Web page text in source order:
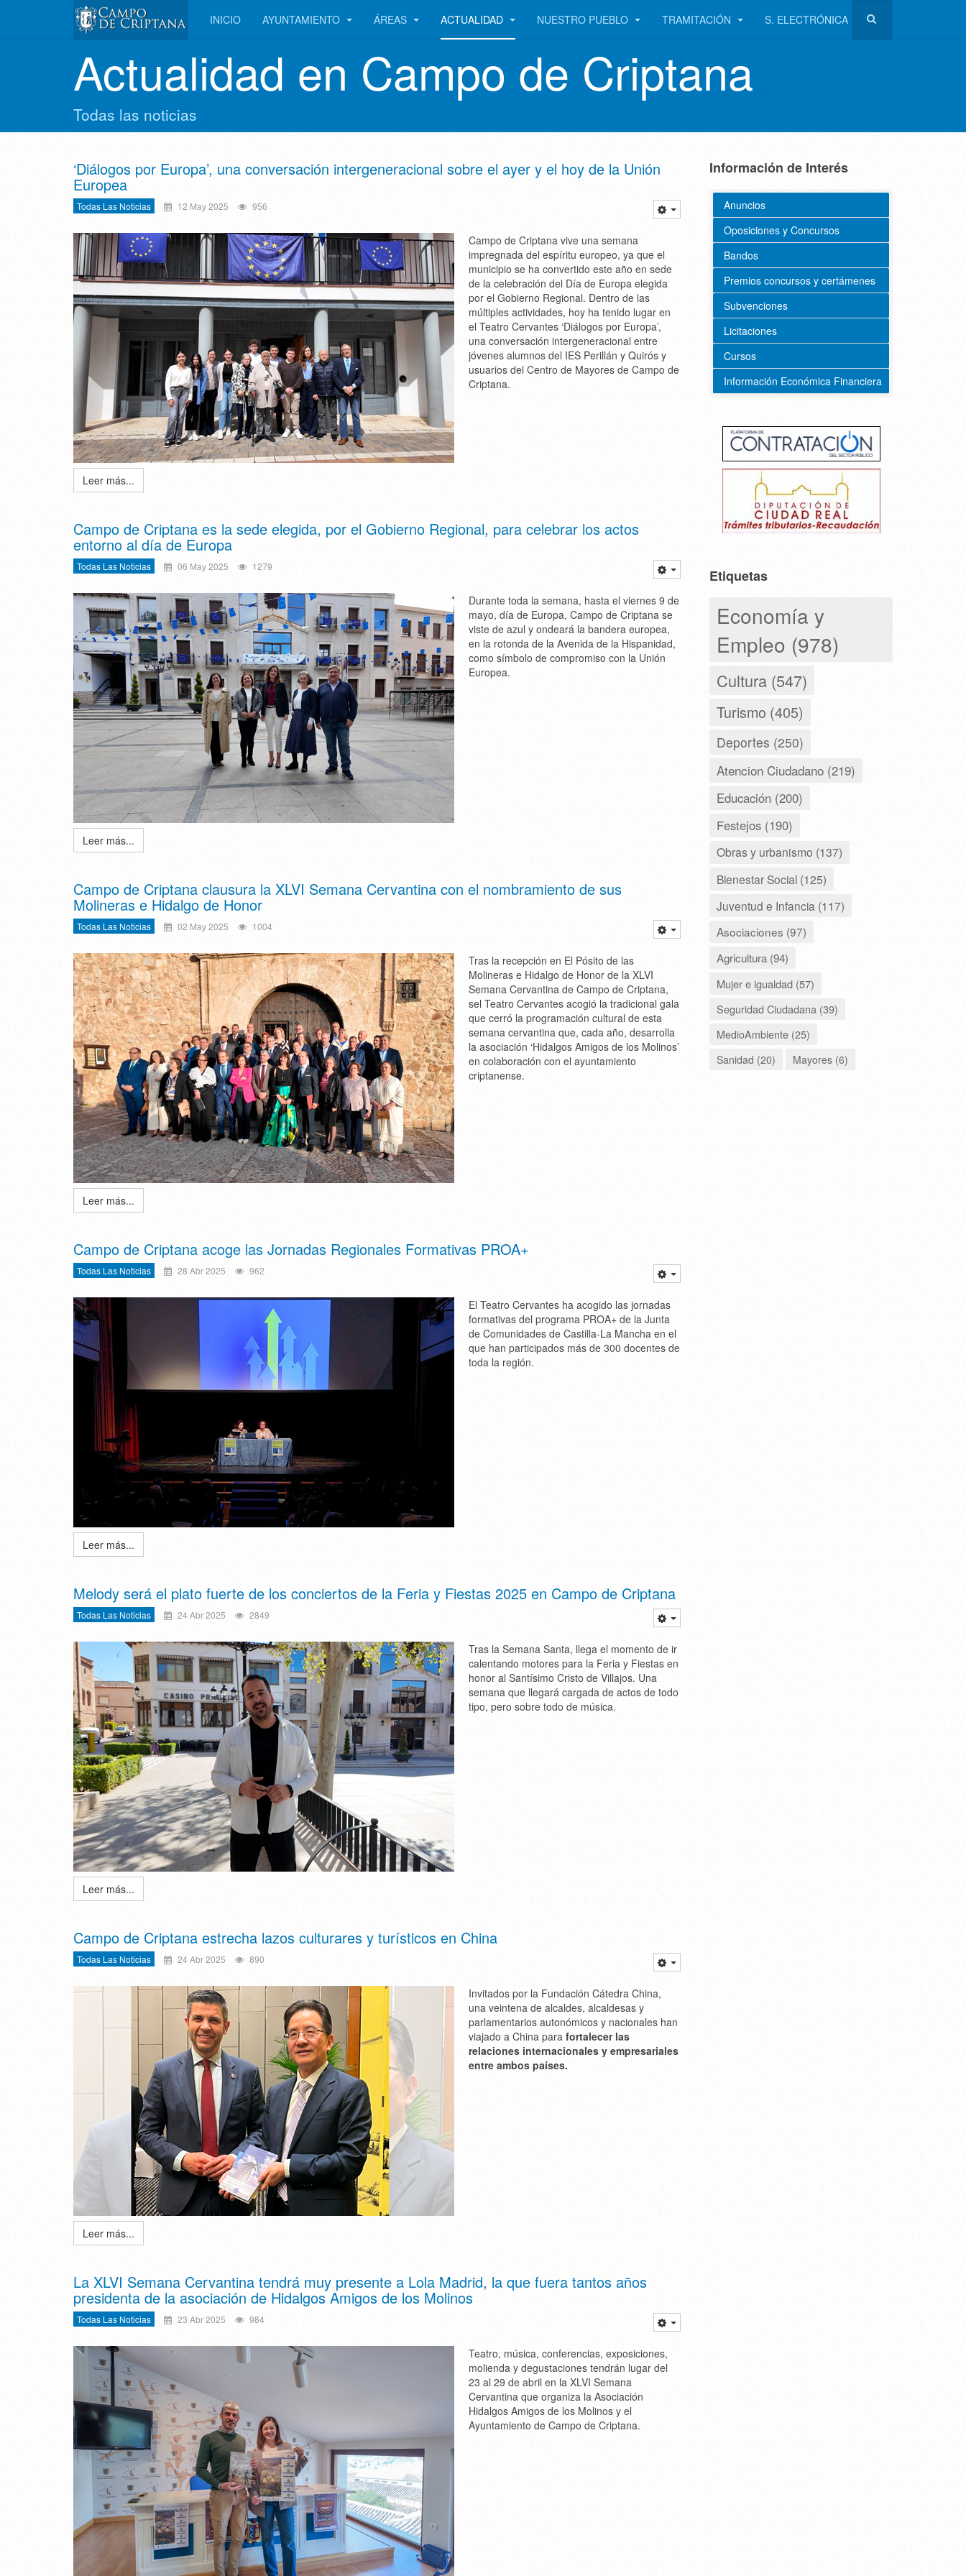
INICIO AYUNTAMIENTO ÁREAS ACTUALIDAD NUESTRO PUEBLO TRAMITACIÓN S. ELECTRÓNICA
Actualidad en Campo de Criptana
Todas las noticias
‘Diálogos por Europa’, una conversación intergeneracional sobre el ayer y el hoy de la Unión
Europea
Todas Las Noticias 12 May 2025 956
Campo de Criptana vive una semana
impregnada del espíritu europeo, ya que el
municipio se ha convertido este año en sede
de la celebración del Día de Europa elegida
por el Gobierno Regional. Dentro de las
múltiples actividades, hoy ha tenido lugar en
el Teatro Cervantes ‘Diálogos por Europa’,
una conversación intergeneracional entre
jóvenes alumnos del IES Perillán y Quirós y
usuarios del Centro de Mayores de Campo de
Criptana.
Leer más...
Campo de Criptana es la sede elegida, por el Gobierno Regional, para celebrar los actos
entorno al día de Europa
Todas Las Noticias 06 May 2025 1279
Durante toda la semana, hasta el viernes 9 de
mayo, día de Europa, Campo de Criptana se
viste de azul y ondeará la bandera europea,
en la rotonda de la Avenida de la Hispanidad,
como símbolo de compromiso con la Unión
Europea.
Leer más...
Campo de Criptana clausura la XLVI Semana Cervantina con el nombramiento de sus
Molineras e Hidalgo de Honor
Todas Las Noticias 02 May 2025 1004
Tras la recepción en El Pósito de las
Molineras e Hidalgo de Honor de la XLVI
Semana Cervantina de Campo de Criptana,
sel Teatro Cervantes acogió la tradicional gala
que cerró la programación cultural de esta
semana cervantina que, cada año, desarrolla
la asociación ‘Hidalgos Amigos de los Molinos’
en colaboración con el ayuntamiento
criptanense.
Leer más...
Campo de Criptana acoge las Jornadas Regionales Formativas PROA+
Todas Las Noticias 28 Abr 2025 962
El Teatro Cervantes ha acogido las jornadas
formativas del programa PROA+ de la Junta
de Comunidades de Castilla-La Mancha en el
que han participados más de 300 docentes de
toda la región.
Leer más...
Melody será el plato fuerte de los conciertos de la Feria y Fiestas 2025 en Campo de Criptana
Todas Las Noticias 24 Abr 2025 2849
Tras la Semana Santa, llega el momento de ir
calentando motores para la Feria y Fiestas en
honor al Santísimo Cristo de Villajos. Una
semana que llegará cargada de actos de todo
tipo, pero sobre todo de música.
Leer más...
Campo de Criptana estrecha lazos culturares y turísticos en China
Todas Las Noticias 24 Abr 2025 890
Invitados por la Fundación Cátedra China,
una veintena de alcaldes, alcaldesas y
parlamentarios autonómicos y nacionales han
viajado a China para fortalecer las
relaciones internacionales y empresariales
entre ambos países.
Leer más...
La XLVI Semana Cervantina tendrá muy presente a Lola Madrid, la que fuera tantos años
presidenta de la asociación de Hidalgos Amigos de los Molinos
Todas Las Noticias 23 Abr 2025 984
Teatro, música, conferencias, exposiciones,
molienda y degustaciones tendrán lugar del
23 al 29 de abril en la XLVI Semana
Cervantina que organiza la Asociación
Hidalgos Amigos de los Molinos y el
Ayuntamiento de Campo de Criptana.
Información de Interés
Anuncios
Oposiciones y Concursos
Bandos
Premios concursos y certámenes
Subvenciones
Licitaciones
Cursos
Información Económica Financiera
Etiquetas
Economía y
Empleo (978)
Cultura (547)
Turismo (405)
Deportes (250)
Atencion Ciudadano (219)
Educación (200)
Festejos (190)
Obras y urbanismo (137)
Bienestar Social (125)
Juventud e Infancia (117)
Asociaciones (97)
Agricultura (94)
Mujer e igualdad (57)
Seguridad Ciudadana (39)
MedioAmbiente (25)
Sanidad (20)
Mayores (6)